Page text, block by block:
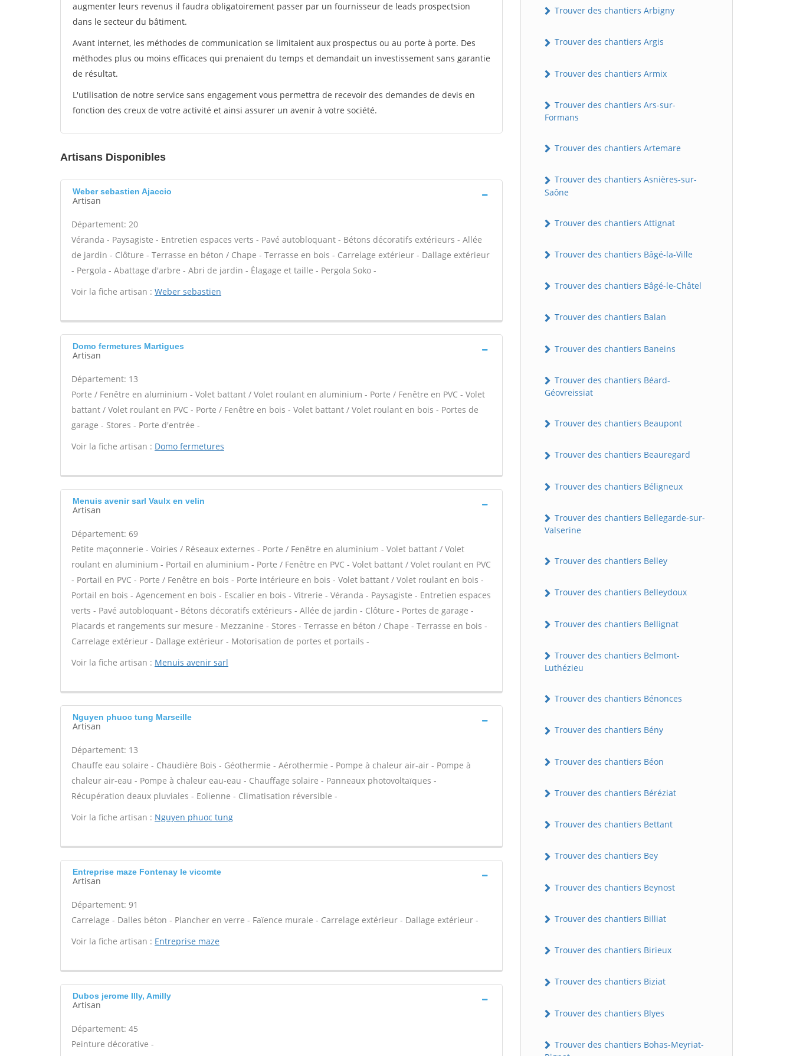
augmenter leurs revenus il faudra obligatoirement passer par un fournisseur de leads prospectsion
dans le secteur du bâtiment.
Avant internet, les méthodes de communication se limitaient aux prospectus ou au porte à porte. Des
méthodes plus ou moins efficaces qui prenaient du temps et demandait un investissement sans garantie
de résultat.
L'utilisation de notre service sans engagement vous permettra de recevoir des demandes de devis en
fonction des creux de votre activité et ainsi assurer un avenir à votre société.
Artisans Disponibles
Weber sebastien Ajaccio
Artisan
Département: 20
Véranda - Paysagiste - Entretien espaces verts - Pavé autobloquant - Bétons décoratifs extérieurs - Allée
de jardin - Clôture - Terrasse en béton / Chape - Terrasse en bois - Carrelage extérieur - Dallage extérieur
- Pergola - Abattage d'arbre - Abri de jardin - Élagage et taille - Pergola Soko -
Voir la fiche artisan : Weber sebastien
Domo fermetures Martigues
Artisan
Département: 13
Porte / Fenêtre en aluminium - Volet battant / Volet roulant en aluminium - Porte / Fenêtre en PVC - Volet
battant / Volet roulant en PVC - Porte / Fenêtre en bois - Volet battant / Volet roulant en bois - Portes de
garage - Stores - Porte d'entrée -
Voir la fiche artisan : Domo fermetures
Menuis avenir sarl Vaulx en velin
Artisan
Département: 69
Petite maçonnerie - Voiries / Réseaux externes - Porte / Fenêtre en aluminium - Volet battant / Volet
roulant en aluminium - Portail en aluminium - Porte / Fenêtre en PVC - Volet battant / Volet roulant en PVC
- Portail en PVC - Porte / Fenêtre en bois - Porte intérieure en bois - Volet battant / Volet roulant en bois -
Portail en bois - Agencement en bois - Escalier en bois - Vitrerie - Véranda - Paysagiste - Entretien espaces
verts - Pavé autobloquant - Bétons décoratifs extérieurs - Allée de jardin - Clôture - Portes de garage -
Placards et rangements sur mesure - Mezzanine - Stores - Terrasse en béton / Chape - Terrasse en bois -
Carrelage extérieur - Dallage extérieur - Motorisation de portes et portails -
Voir la fiche artisan : Menuis avenir sarl
Nguyen phuoc tung Marseille
Artisan
Département: 13
Chauffe eau solaire - Chaudière Bois - Géothermie - Aérothermie - Pompe à chaleur air-air - Pompe à
chaleur air-eau - Pompe à chaleur eau-eau - Chauffage solaire - Panneaux photovoltaïques -
Récupération deaux pluviales - Eolienne - Climatisation réversible -
Voir la fiche artisan : Nguyen phuoc tung
Entreprise maze Fontenay le vicomte
Artisan
Département: 91
Carrelage - Dalles béton - Plancher en verre - Faïence murale - Carrelage extérieur - Dallage extérieur -
Voir la fiche artisan : Entreprise maze
Dubos jerome Illy, Amilly
Artisan
Département: 45
Peinture décorative -
Trouver des chantiers Arbigny
Trouver des chantiers Argis
Trouver des chantiers Armix
Trouver des chantiers Ars-sur-
Formans
Trouver des chantiers Artemare
Trouver des chantiers Asnières-sur-
Saône
Trouver des chantiers Attignat
Trouver des chantiers Bâgé-la-Ville
Trouver des chantiers Bâgé-le-Châtel
Trouver des chantiers Balan
Trouver des chantiers Baneins
Trouver des chantiers Béard-
Géovreissiat
Trouver des chantiers Beaupont
Trouver des chantiers Beauregard
Trouver des chantiers Béligneux
Trouver des chantiers Bellegarde-sur-
Valserine
Trouver des chantiers Belley
Trouver des chantiers Belleydoux
Trouver des chantiers Bellignat
Trouver des chantiers Belmont-
Luthézieu
Trouver des chantiers Bénonces
Trouver des chantiers Bény
Trouver des chantiers Béon
Trouver des chantiers Béréziat
Trouver des chantiers Bettant
Trouver des chantiers Bey
Trouver des chantiers Beynost
Trouver des chantiers Billiat
Trouver des chantiers Birieux
Trouver des chantiers Biziat
Trouver des chantiers Blyes
Trouver des chantiers Bohas-Meyriat-